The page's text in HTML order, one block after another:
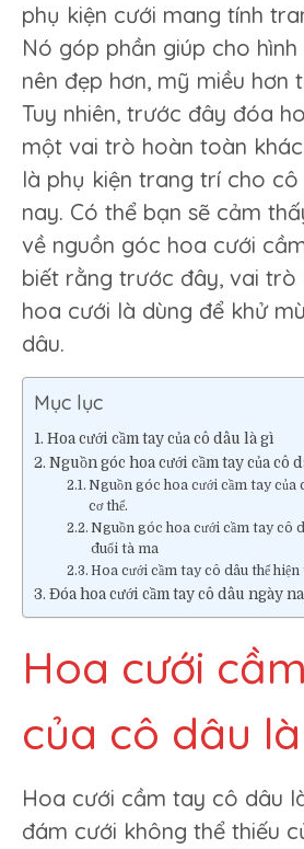
phụ kiện cưới mang tính
Nó góp phần giúp cho
nên đẹp hơn, mỹ miều hơn
Tuy nhiên, trước đây đóa
một vai trò hoàn toàn
là phụ kiện trang trí cho cô
nay. Có thể bạn sẽ cảm
về nguồn góc hoa cưới
biết rằng trước đây, vai trò
hoa cưới là dùng để khử
dâu.
Mục lục
Hoa cưới cầm tay của cô dâu là gì
Nguồn góc hoa cưới cầm tay của cô
Nguồn góc hoa cưới cầm tay của
cơ thể.
Nguồn góc hoa cưới cầm tay cô
đuổi tà ma
Hoa cưới cầm tay cô dâu thể
Đóa hoa cưới cầm tay cô dâu ngày
Hoa cưới
của cô dâu
Hoa cưới cầm tay cô dâu
đám cưới không thể thiếu